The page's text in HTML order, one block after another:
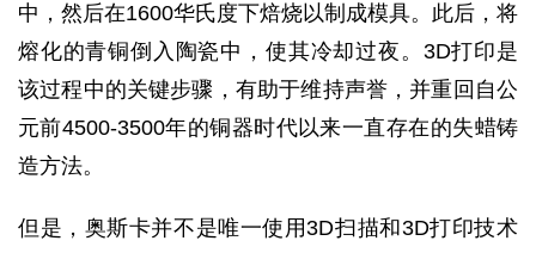
中，然后在1600华氏度下焙烧以制成模具。此后，将
熔化的青铜倒入陶瓷中，使其冷却过夜。3D打印是
该过程中的关键步骤，有助于维持声誉，并重回自公
元前4500-3500年的铜器时代以来一直存在的失蜡铸
造方法。
但是，奥斯卡并不是唯一使用3D扫描和3D打印技术